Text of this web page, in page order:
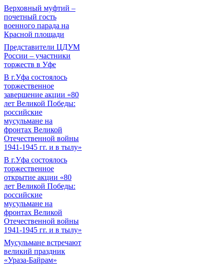
Верховный муфтий –
почетный гость
военного парада на
Красной площади
Представители ЦДУМ
России – участники
торжеств в Уфе
В г.Уфа состоялось
торжественное
завершение акции «80
лет Великой Победы:
российские
мусульмане на
фронтах Великой
Отечественной войны
1941-1945 гг. и в тылу»
В г.Уфа состоялось
торжественное
открытие акции «80
лет Великой Победы:
российские
мусульмане на
фронтах Великой
Отечественной войны
1941-1945 гг. и в тылу»
Мусульмане встречают
великий праздник
«Ураза-Байрам»